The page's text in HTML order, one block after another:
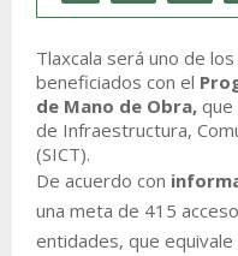
Tlaxcala será uno de
beneficiados con el
de Mano de Obra, que
de Infraestructura,
(SICT).
De acuerdo con
una meta de 415
entidades, que